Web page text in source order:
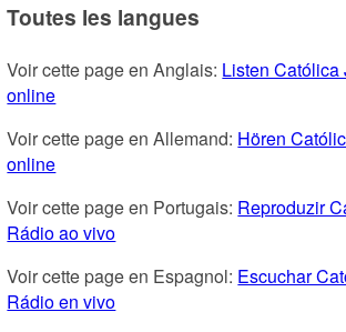
Toutes les langues
Voir cette page en Anglais: Listen
online
Voir cette page en Allemand: Hören
online
Voir cette page en Portugais: Reproduzir
Rádio ao vivo
Voir cette page en Espagnol: Escuchar
Rádio en vivo